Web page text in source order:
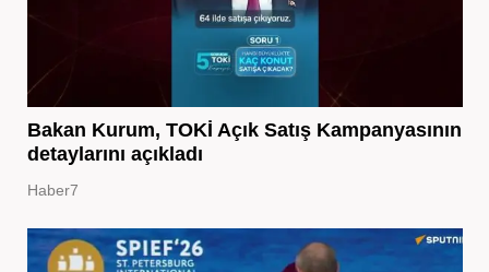
Bakan Kurum, TOKİ Açık Satış Kampanyasının
detaylarını açıkladı
Haber7